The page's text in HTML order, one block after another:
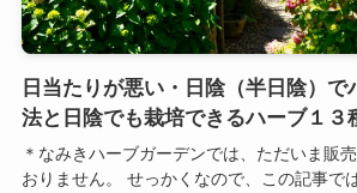
日当たりが悪い・日陰（半日陰）で
法と日陰でも栽培できるハーブ１３
＊なみきハーブガーデンでは、ただいま販
おりません。 せっかくなので、この記事で